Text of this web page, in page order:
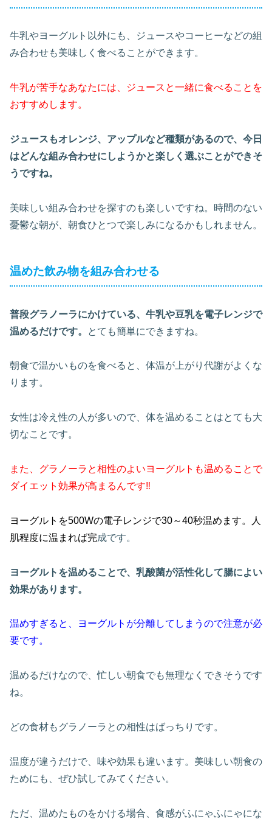
牛乳やヨーグルト以外にも、ジュースやコーヒーなどの組
み合わせも美味しく食べることができます。
牛乳が苦手なあなたには、ジュースと一緒に食べることを
おすすめします。
ジュースもオレンジ、アップルなど種類があるので、今日
はどんな組み合わせにしようかと楽しく選ぶことができそ
うですね。
美味しい組み合わせを探すのも楽しいですね。時間のない
憂鬱な朝が、朝食ひとつで楽しみになるかもしれません。
温めた飲み物を組み合わせる
普段グラノーラにかけている、牛乳や豆乳を電子レンジで
温めるだけです。
とても簡単にできますね。
朝食で温かいものを食べると、体温が上がり代謝がよくな
ります。
女性は冷え性の人が多いので、体を温めることはとても大
切なことです。
また、グラノーラと相性のよいヨーグルトも温めることで
ダイエット効果が高まるんです‼
ヨーグルトを500Wの電子レンジで30～40秒温めます。人
肌程度に温まれば完成です。
ヨーグルトを温めることで、乳酸菌が活性化して腸によい
効果があります。
温めすぎると、ヨーグルトが分離してしまうので注意が必
要です。
温めるだけなので、忙しい朝食でも無理なくできそうです
ね。
どの食材もグラノーラとの相性はばっちりです。
温度が違うだけで、味や効果も違います。美味しい朝食の
ためにも、ぜひ試してみてください。
ただ、温めたものをかける場合、食感がふにゃふにゃにな